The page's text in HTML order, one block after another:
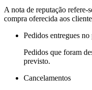
A nota de reputação refere-
compra oferecida aos
Pedidos entregues no
Pedidos que foram
previsto.
Cancelamentos